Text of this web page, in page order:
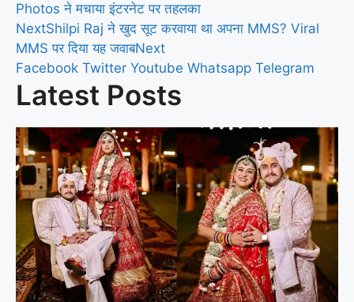
Photos ने मचाया इंटरनेट पर तहलका
NextShilpi Raj ने खुद सूट करवाया था अपना MMS? Viral
MMS पर दिया यह जवाबNext
Facebook Twitter Youtube Whatsapp Telegram
Latest Posts